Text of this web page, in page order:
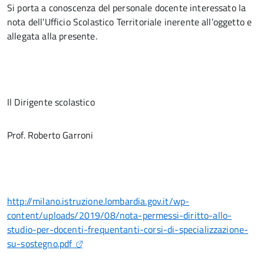
Si porta a conoscenza del personale docente interessato la
nota dell’Ufficio Scolastico Territoriale inerente all’oggetto e
allegata alla presente.
Il Dirigente scolastico
Prof. Roberto Garroni
http://milano.istruzione.lombardia.gov.it/wp-
content/uploads/2019/08/nota-permessi-diritto-allo-
studio-per-docenti-frequentanti-corsi-di-specializzazione-
su-sostegno.pdf